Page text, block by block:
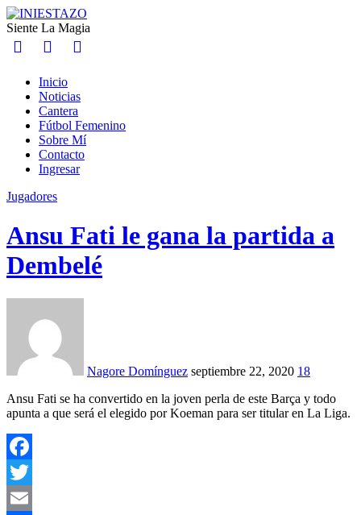
Siente La Magia
Inicio
Noticias
Cantera
Fútbol Femenino
Sobre Mí
Contacto
Ingresar
Jugadores
Ansu Fati le gana la partida a
Dembelé
Nagore Domínguez septiembre 22, 2020 18
Ansu Fati se ha convertido en la joven perla de este Barça y todo
apunta a que será el elegido por Koeman para ser titular en La Liga.
Facebook
Twitter